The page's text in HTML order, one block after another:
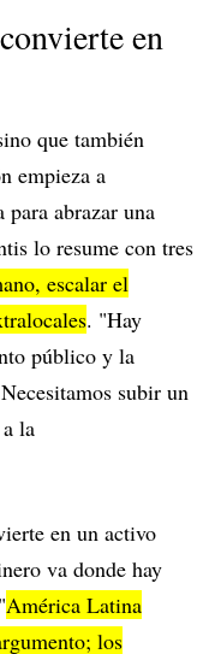
en
que también
empieza a
abrazar una
lo resume con tres
escalar el
. "Hay
público y la
subir un
la
en un activo
va donde hay
América Latina
los